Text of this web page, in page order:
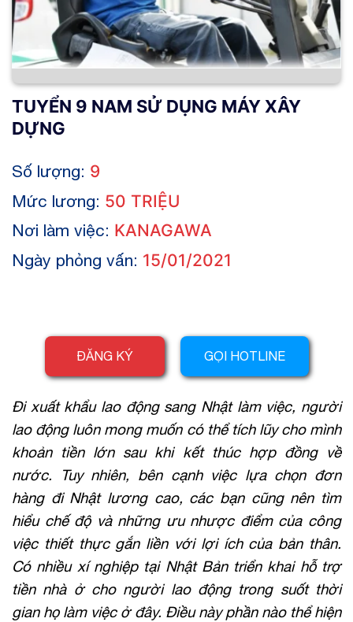
TUYỂN 9 NAM SỬ DỤNG MÁY XÂY
DỰNG
Số lượng: 9
Mức lương: 50 TRIỆU
Nơi làm việc: KANAGAWA
Ngày phỏng vấn: 15/01/2021
ĐĂNG KÝ GỌI HOTLINE
Đi xuất khẩu lao động sang Nhật làm việc, người
lao động luôn mong muốn có thể tích lũy cho mình
khoản tiền lớn sau khi kết thúc hợp đồng về
nước. Tuy nhiên, bên cạnh việc lựa chọn đơn
hàng đi Nhật lương cao, các bạn cũng nên tìm
hiểu chế độ và những ưu nhược điểm của công
việc thiết thực gắn liền với lợi ích của bản thân.
Có nhiều xí nghiệp tại Nhật Bản triển khai hỗ trợ
tiền nhà ở cho người lao động trong suốt thời
gian họ làm việc ở đây. Điều này phần nào thể hiện